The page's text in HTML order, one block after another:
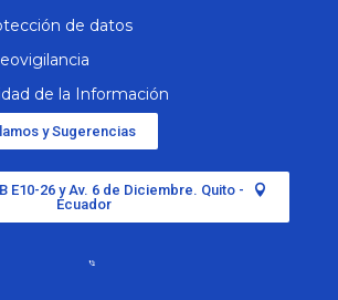
de datos
de la Información
y Sugerencias
E10-26 y Av. 6 de Diciembre. Quito -
Ecuador